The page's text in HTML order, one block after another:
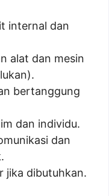
internal dan
alat dan mesin
bertanggung
dan individu.
dan
jika dibutuhkan.